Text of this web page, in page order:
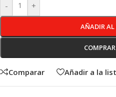
- +
AÑADIR AL
Comparar Añadir a la